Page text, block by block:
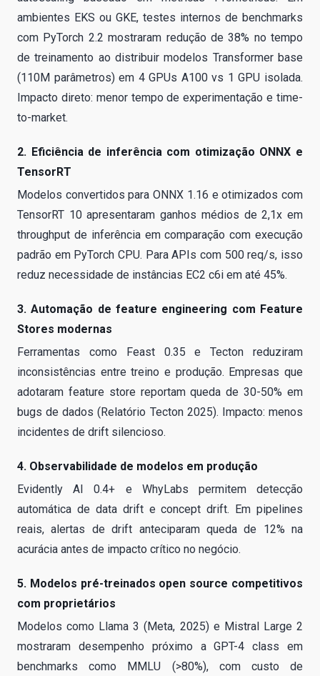
ambientes EKS ou GKE, testes internos de benchmarks
com PyTorch 2.2 mostraram redução de 38% no tempo
de treinamento ao distribuir modelos Transformer base
(110M parâmetros) em 4 GPUs A100 vs 1 GPU isolada.
Impacto direto: menor tempo de experimentação e time-
to-market.
2. Eficiência de inferência com otimização ONNX e
TensorRT
Modelos convertidos para ONNX 1.16 e otimizados com
TensorRT 10 apresentaram ganhos médios de 2,1x em
throughput de inferência em comparação com execução
padrão em PyTorch CPU. Para APIs com 500 req/s, isso
reduz necessidade de instâncias EC2 c6i em até 45%.
3. Automação de feature engineering com Feature
Stores modernas
Ferramentas como Feast 0.35 e Tecton reduziram
inconsistências entre treino e produção. Empresas que
adotaram feature store reportam queda de 30-50% em
bugs de dados (Relatório Tecton 2025). Impacto: menos
incidentes de drift silencioso.
4. Observabilidade de modelos em produção
Evidently AI 0.4+ e WhyLabs permitem detecção
automática de data drift e concept drift. Em pipelines
reais, alertas de drift anteciparam queda de 12% na
acurácia antes de impacto crítico no negócio.
5. Modelos pré-treinados open source competitivos
com proprietários
Modelos como Llama 3 (Meta, 2025) e Mistral Large 2
mostraram desempenho próximo a GPT-4 class em
benchmarks como MMLU (>80%), com custo de